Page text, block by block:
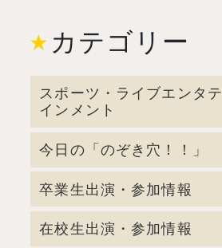
カテゴリー
スポーツ・ライブエンタテ
インメント
今日の「のぞき穴！！」
卒業生出演・参加情報
在校生出演・参加情報